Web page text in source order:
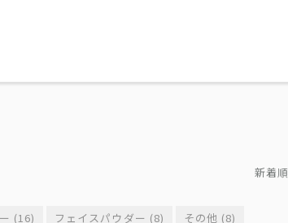
新着順
(16) フェイスパウダー (8)
その他 (8)